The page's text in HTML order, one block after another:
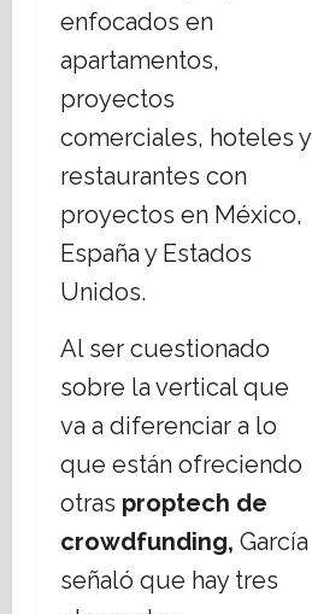
enfocados en
apartamentos,
proyectos
comerciales, hoteles y
restaurantes con
proyectos en México,
España y Estados
Unidos.
Al ser cuestionado
sobre la vertical que
va a diferenciar a lo
que están ofreciendo
otras proptech de
crowdfunding, García
señaló que hay tres